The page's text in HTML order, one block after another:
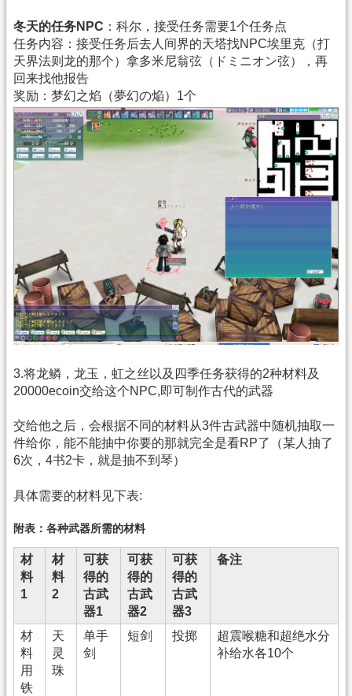
冬天的任务NPC ：科尔，接受任务需要1个任务点
任务内容：接受任务后去人间界的天塔找NPC埃里克（打
天界法则龙的那个）拿多米尼翁弦（ドミニオン弦），再
回来找他报告
奖励：梦幻之焰（夢幻の焔）1个
3.将龙鳞，龙玉，虹之丝以及四季任务获得的2种材料及
20000ecoin交给这个NPC,即可制作古代的武器
交给他之后，会根据不同的材料从3件古武器中随机抽取一
件给你，能不能抽中你要的那就完全是看RP了（某人抽了
6次，4书2卡，就是抽不到琴）
具体需要的材料见下表:
附表：各种武器所需的材料
材
料
1
材
料
2
可获
得的
古武
器1
可获
得的
古武
器2
可获
得的
古武
器3
备注
材
料
用
铁
天
灵
珠
单手
剑
短剑 投掷
超震喉糖和超绝水分
补给水各10个